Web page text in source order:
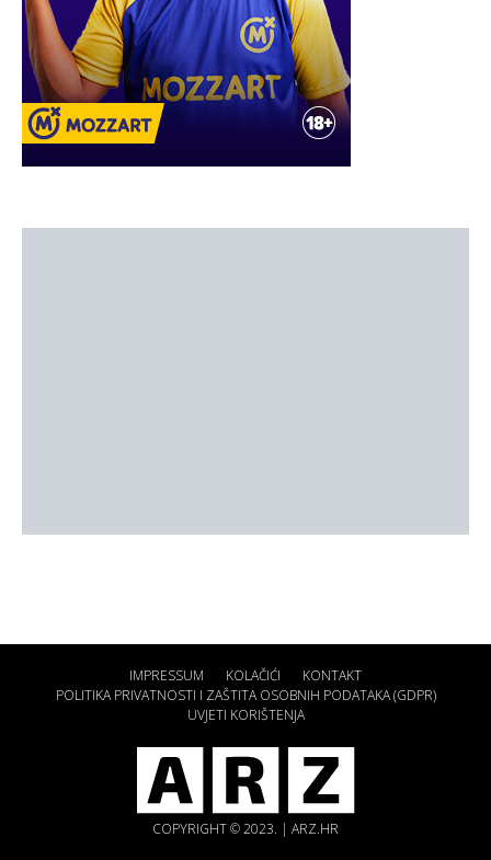
IMPRESSUM KOLAČIĆI
KONTAKT
POLITIKA PRIVATNOSTI I ZAŠTITA OSOBNIH PODATAKA (GDPR)
UVJETI KORIŠTENJA
COPYRIGHT © 2023. | ARZ.HR